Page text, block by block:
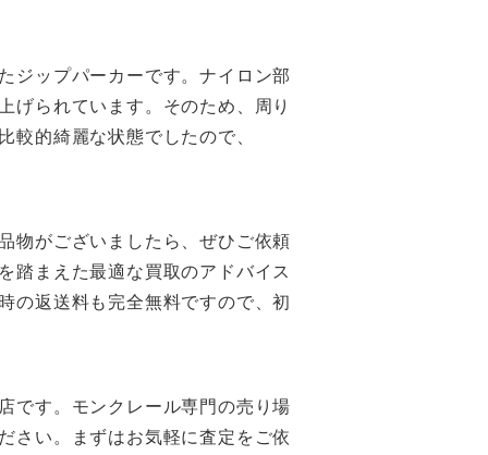
ジップパーカーです。ナイロン部
げられています。そのため、周り
的綺麗な状態でしたので、
物がございましたら、ぜひご依頼
踏まえた最適な買取のアドバイス
の返送料も完全無料ですので、初
です。モンクレール専門の売り場
さい。まずはお気軽に査定をご依